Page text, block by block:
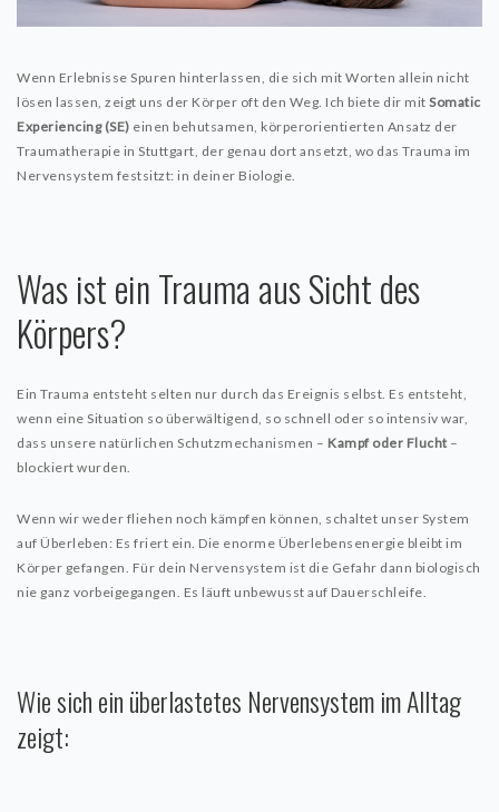
COOKIE POLICY (EU)
Wenn Erlebnisse Spuren hinterlassen, die sich mit Worten allein nicht
lösen lassen, zeigt uns der Körper oft den Weg. Ich biete dir mit Somatic
Experiencing (SE) einen behutsamen, körperorientierten Ansatz der
Traumatherapie in Stuttgart, der genau dort ansetzt, wo das Trauma im
Nervensystem festsitzt: in deiner Biologie.
Was ist ein Trauma aus Sicht des
Körpers?
Ein Trauma entsteht selten nur durch das Ereignis selbst. Es entsteht,
wenn eine Situation so überwältigend, so schnell oder so intensiv war,
dass unsere natürlichen Schutzmechanismen – Kampf oder Flucht–
blockiert wurden.
Wenn wir weder fliehen noch kämpfen können, schaltet unser System
auf Überleben: Es friert ein. Die enorme Überlebensenergie bleibt im
Körper gefangen. Für dein Nervensystem ist die Gefahr dann biologisch
nie ganz vorbeigegangen. Es läuft unbewusst auf Dauerschleife.
Wie sich ein überlastetes Nervensystem im Alltag
zeigt: